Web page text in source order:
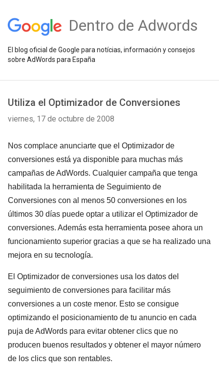
Dentro de Adwords
El blog oficial de Google para notícias, información y consejos
sobre AdWords para España
Utiliza el Optimizador de Conversiones
viernes, 17 de octubre de 2008
Nos complace anunciarte que el Optimizador de
conversiones está ya disponible para muchas más
campañas de AdWords. Cualquier campaña que tenga
habilitada la herramienta de Seguimiento de
Conversiones con al menos 50 conversiones en los
últimos 30 días puede optar a utilizar el Optimizador de
conversiones. Además esta herramienta posee ahora un
funcionamiento superior gracias a que se ha realizado una
mejora en su tecnología.
El Optimizador de conversiones usa los datos del
seguimiento de conversiones para facilitar más
conversiones a un coste menor. Esto se consigue
optimizando el posicionamiento de tu anuncio en cada
puja de AdWords para evitar obtener clics que no
producen buenos resultados y obtener el mayor número
de los clics que son rentables.